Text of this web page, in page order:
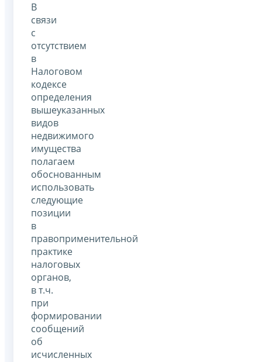
В
связи
с
отсутствием
в
Налоговом
кодексе
определения
вышеуказанных
видов
недвижимого
имущества
полагаем
обоснованным
использовать
следующие
позиции
в
правоприменительной
практике
налоговых
органов,
в т.ч.
при
формировании
сообщений
об
исчисленных